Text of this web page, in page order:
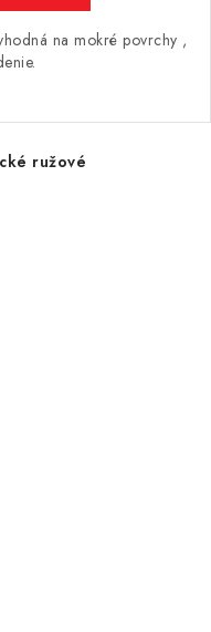
na mokré povrchy ,
ružové